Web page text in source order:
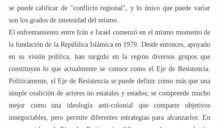
se puede calificar de "conflicto regional", y lo único que puede variar
son los grados de intensidad del mismo.
El enfrentamiento entre Irán e Israel comenzó en el mismo momento de
la fundación de la República Islámica en 1979. Desde entonces, apoyado
en su visión política, han surgido en la región diversos grupos que
constituyen lo que actualmente se conoce como el Eje de Resistencia.
Políticamente, el Eje de Resistencia se puede definir como más que una
simple coalición de actores no estatales y estados; se comprende mucho
mejor como una ideología anti-colonial que comparte objetivos
innegociables, pero permite diferentes estrategias para alcanzarlos. En